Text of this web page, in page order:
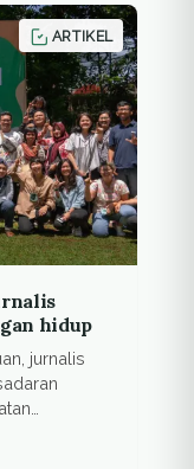
ARTIKEL
hidup
jurnalis